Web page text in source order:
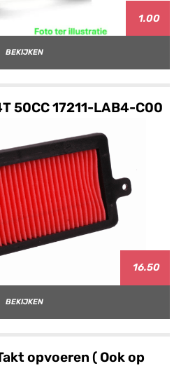
1.00
BEKIJKEN
50CC 17211-LAB4-C00
16.50
BEKIJKEN
opvoeren ( Ook op